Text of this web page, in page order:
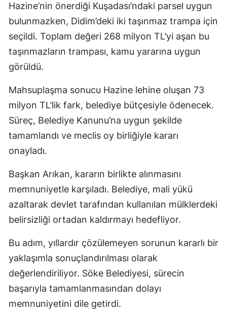
Hazine’nin önerdiği Kuşadası’ndaki parsel uygun
bulunmazken, Didim’deki iki taşınmaz trampa için
seçildi. Toplam değeri 268 milyon TL’yi aşan bu
taşınmazların trampası, kamu yararına uygun
görüldü.
Mahsuplaşma sonucu Hazine lehine oluşan 73
milyon TL’lik fark, belediye bütçesiyle ödenecek.
Süreç, Belediye Kanunu’na uygun şekilde
tamamlandı ve meclis oy birliğiyle kararı
onayladı.
Başkan Arıkan, kararın birlikte alınmasını
memnuniyetle karşıladı. Belediye, mali yükü
azaltarak devlet tarafından kullanılan mülklerdeki
belirsizliği ortadan kaldırmayı hedefliyor.
Bu adım, yıllardır çözülemeyen sorunun kararlı bir
yaklaşımla sonuçlandırılması olarak
değerlendiriliyor. Söke Belediyesi, sürecin
başarıyla tamamlanmasından dolayı
memnuniyetini dile getirdi.